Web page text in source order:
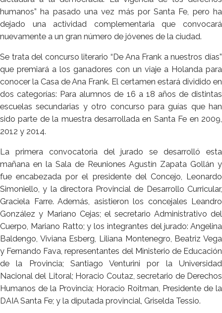
humanos” ha pasado una vez más por Santa Fe, pero ha
dejado una actividad complementaria que convocará
nuevamente a un gran número de jóvenes de la ciudad.
Se trata del concurso literario “De Ana Frank a nuestros días”
que premiará a los ganadores con un viaje a Holanda para
conocer la Casa de Ana Frank. El certamen estará dividido en
dos categorías: Para alumnos de 16 a 18 años de distintas
escuelas secundarias y otro concurso para guías que han
sido parte de la muestra desarrollada en Santa Fe en 2009,
2012 y 2014.
La primera convocatoria del jurado se desarrolló esta
mañana en la Sala de Reuniones Agustín Zapata Gollán y
fue encabezada por el presidente del Concejo, Leonardo
Simoniello, y la directora Provincial de Desarrollo Curricular,
Graciela Farre. Además, asistieron los concejales Leandro
González y Mariano Cejas; el secretario Administrativo del
Cuerpo, Mariano Ratto; y los integrantes del jurado: Angelina
Baldengo, Viviana Esberg, Liliana Montenegro, Beatriz Vega
y Fernando Fava, representantes del Ministerio de Educación
de la Provincia; Santiago Venturini por la Universidad
Nacional del Litoral; Horacio Coutaz, secretario de Derechos
Humanos de la Provincia; Horacio Roitman, Presidente de la
DAIA Santa Fe; y la diputada provincial, Griselda Tessio.